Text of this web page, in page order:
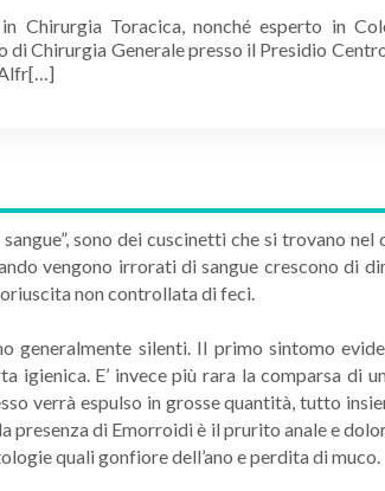
Chirurgia Toracica, nonché esperto in
Chirurgia Generale presso il Presidio
sono dei cuscinetti che si trovano
vengono irrorati di sangue crescono di
non controllata di feci.
silenti. Il primo sintomo
igienica. E’ invece più rara la comparsa di
verrà espulso in grosse quantità, tutto
di Emorroidi è il prurito anale e
quali gonfiore dell’ano e perdita di muco.